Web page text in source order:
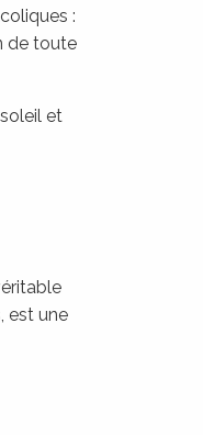
:
de toute
et
est une